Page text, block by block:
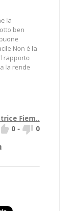
la
ben
Non è la
rapporto
la rende
Fiem..
0 -  0